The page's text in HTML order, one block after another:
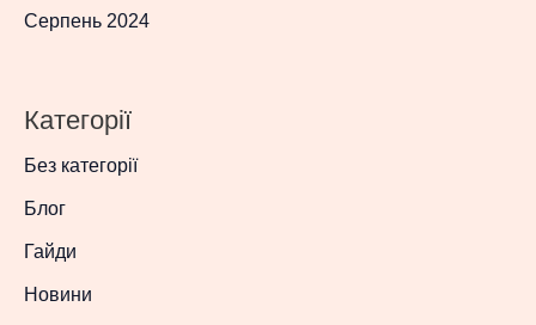
Серпень 2024
Категорії
Без категорії
Блог
Гайди
Новини